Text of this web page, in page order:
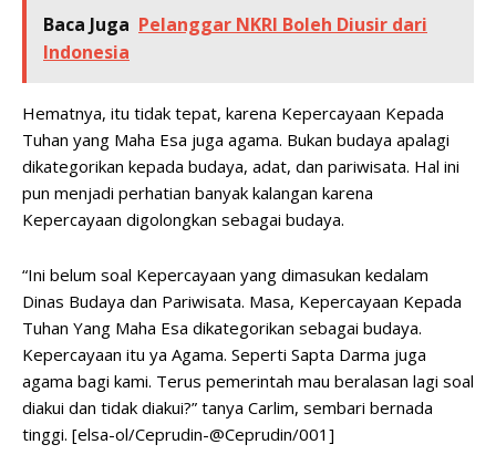
Baca Juga Pelanggar NKRI Boleh Diusir dari
Indonesia
Hematnya, itu tidak tepat, karena Kepercayaan Kepada
Tuhan yang Maha Esa juga agama. Bukan budaya apalagi
dikategorikan kepada budaya, adat, dan pariwisata. Hal ini
pun menjadi perhatian banyak kalangan karena
Kepercayaan digolongkan sebagai budaya.
“Ini belum soal Kepercayaan yang dimasukan kedalam
Dinas Budaya dan Pariwisata. Masa, Kepercayaan Kepada
Tuhan Yang Maha Esa dikategorikan sebagai budaya.
Kepercayaan itu ya Agama. Seperti Sapta Darma juga
agama bagi kami. Terus pemerintah mau beralasan lagi soal
diakui dan tidak diakui?” tanya Carlim, sembari bernada
tinggi. [elsa-ol/Ceprudin-@Ceprudin/001]